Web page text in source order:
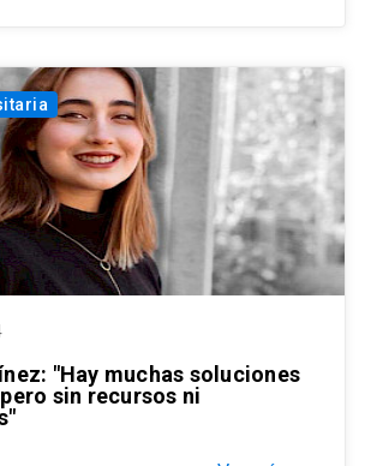
"Hay muchas soluciones
sin recursos ni